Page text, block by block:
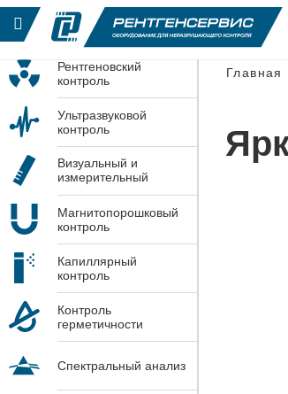
Рентгеновский
контроль
Ультразвуковой
контроль
Визуальный и
измерительный
Магнитопорошковый
контроль
Капиллярный
контроль
Контроль
герметичности
Спектральный анализ
Главная